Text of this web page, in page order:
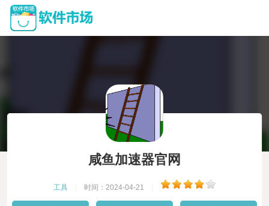
咸鱼加速器官网
工具 时间：2024-04-21